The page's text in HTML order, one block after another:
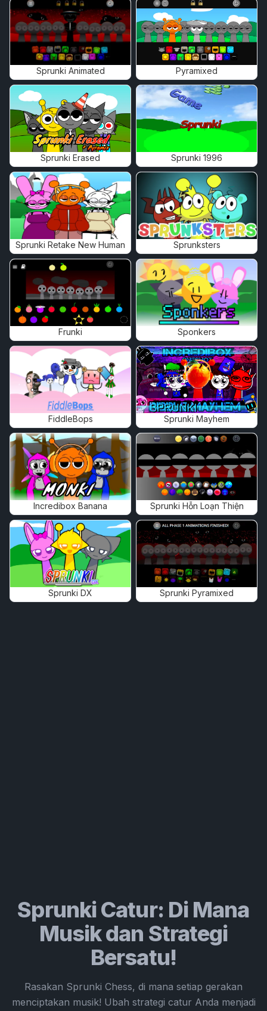
Sprunki Animated Pyramixed
Sprunki Erased Sprunki 1996
Sprunki Retake New Human Sprunksters
Frunki Sponkers
FiddleBops Sprunki Mayhem
Incredibox Banana Sprunki Hỗn Loạn Thiện
Sprunki DX Sprunki Pyramixed
Sprunki Catur: Di Mana
Musik dan Strategi
Bersatu!
Rasakan Sprunki Chess, di mana setiap gerakan
menciptakan musik! Ubah strategi catur Anda menjadi